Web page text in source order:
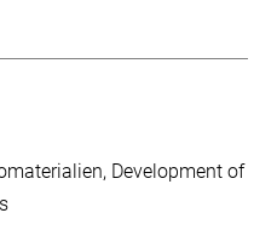
Development of